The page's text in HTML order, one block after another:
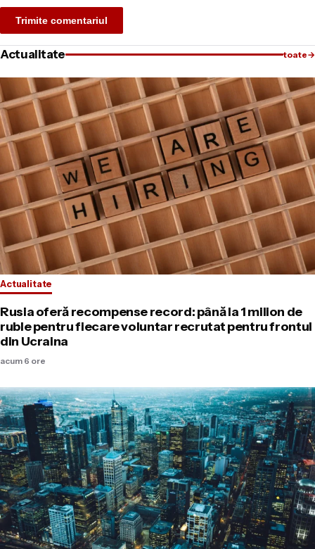
Actualitate toate→
Actualitate
Rusia oferă recompense record: până la 1 milion de
ruble pentru fiecare voluntar recrutat pentru frontul
din Ucraina
acum 6 ore